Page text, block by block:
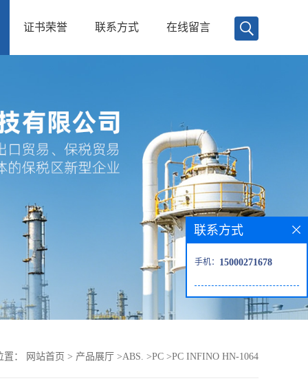
证书荣誉 联系方式 在线留言
置： 网站首页 > 产品展厅 >ABS. >PC >PC INFINO HN-1064
联系方式
手机： 15000271678